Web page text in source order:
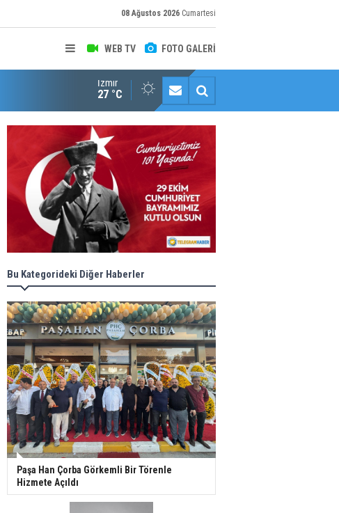
08 Ağustos 2026 Cumartesi
WEB TV FOTO GALERİ
Konaklı kadınların okuma azmi örnek oldu
İzmir
27 °C
Bu Kategorideki Diğer Haberler
Paşa Han Çorba Görkemli Bir Törenle
Hizmete Açıldı